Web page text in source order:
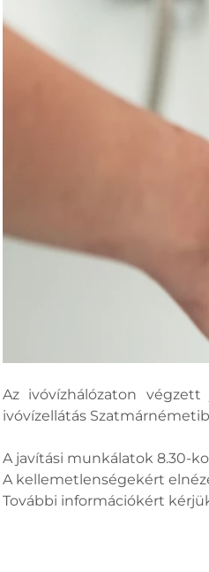
Az ivóvízhálózaton
ivóvízellátás
A javítási munkálatok 8.30-
A kellemetlenségekért
További információkért